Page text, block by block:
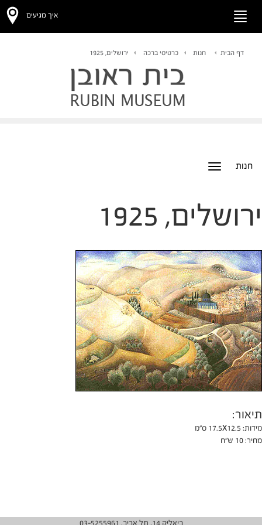
Toggle
איך מגיעים
דף הבית חנות כרטיסי ברכה ירושלים, 1925
חנות
Toggle
ירושלים, 1925
תיאור:
מידות: 17.5X12.5 ס"מ
מחיר:
ביאליק 14, תל אביב, 03-5255961